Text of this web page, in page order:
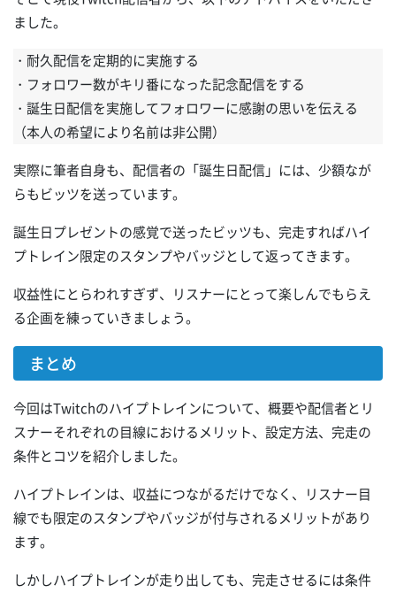
ました。
・耐久配信を定期的に実施する
・フォロワー数がキリ番になった記念配信をする
・誕生日配信を実施してフォロワーに感謝の思いを伝える
（本人の希望により名前は非公開）
実際に筆者自身も、配信者の「誕生日配信」には、少額なが
らもビッツを送っています。
誕生日プレゼントの感覚で送ったビッツも、完走すればハイ
プトレイン限定のスタンプやバッジとして返ってきます。
収益性にとらわれすぎず、リスナーにとって楽しんでもらえ
る企画を練っていきましょう。
まとめ
今回はTwitchのハイプトレインについて、概要や配信者とリ
スナーそれぞれの目線におけるメリット、設定方法、完走の
条件とコツを紹介しました。
ハイプトレインは、収益につながるだけでなく、リスナー目
線でも限定のスタンプやバッジが付与されるメリットがあり
ます。
しかしハイプトレインが走り出しても、完走させるには条件